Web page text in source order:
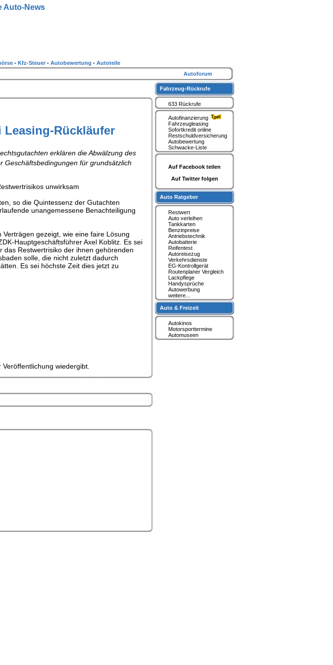
Leasing-Rückläufer
erklären die Abwälzung des
Geschäftsbedingungen für grundsätzlich
unwirksam
so die Quintessenz der Gutachten
unangemessene Benachteiligung
Verträgen gezeigt, wie eine faire Lösung
Hauptgeschäftsführer Axel Koblitz. Es sei
Restwertrisiko der ihnen gehörenden
solle, die nicht zuletzt dadurch
Es sei höchste Zeit dies jetzt zu
wiedergibt.
Fahrzeug-Rückrufe
633 Rückrufe
Autofinanzierung
Fahrzeugleasing
Sofortkredit online
Restschuldversicherung
Autobewertung
Schwacke-Liste
Auf Facebook teilen
Auf Twitter folgen
Auto Ratgeber
Restwert
Auto verleihen
Tankkarten
Benzinpreise
Antriebstechnik
Autobatterie
Reifentest
Autoreisezug
Verkehrsdienste
EG-Kontrollgerät
Routenplaner Vergleich
Lackpflege
Handysprüche
Autowerbung
weitere...
Auto & Freizeit
Autokinos
Motorsporttermine
Automuseen
Auto-News
- Kfz-Steuer - Autobewertung - Autoteile
Autoforum